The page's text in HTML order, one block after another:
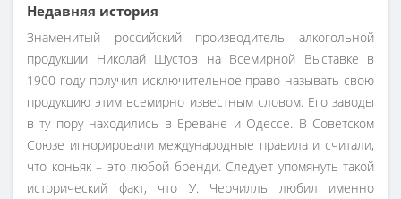
Недавняя история
Знаменитый российский производитель алкогольной
продукции Николай Шустов на Всемирной Выставке в
1900 году получил исключительное право называть свою
продукцию этим всемирно известным словом. Его заводы
в ту пору находились в Ереване и Одессе. В Советском
Союзе игнорировали международные правила и считали,
что коньяк – это любой бренди. Следует упомянуть такой
исторический факт, что У. Черчилль любил именно